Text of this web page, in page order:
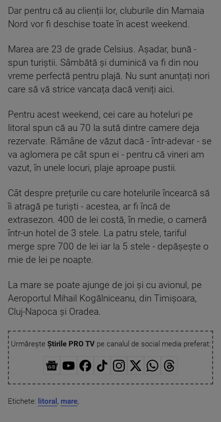
Dar pentru că au clienții lor, cluburile din Mamaia
Nord vor fi deschise toate în acest weekend.
Marea are 23 de grade Celsius. Așadar, bună -
spun turiștii. Sâmbătă și duminică va fi din nou
vreme perfectă pentru plajă. Nu sunt anunțați nori
care să vă strice vancața dacă veniți aici.
Pentru acest weekend, cei care au hoteluri pe
litoral spun că au 70 la sută dintre camere deja
rezervate. Râmâne de văzut dacă - într-adevar - se
va aglomera pe cât spun ei - pentru că vineri am
vazut, în unele locuri, plaje aproape pustii.
Cât despre prețurile cu care hotelurile încearcă să
îi atragă pe turiști - acestea, ar fi încă de
extrasezon. 400 de lei costă, în medie, o cameră
într-un hotel de 3 stele. La patru stele, tariful
merge spre 700 de lei iar la 5 stele - depășește o
mie de lei pe noapte.
La mare se poate ajunge de joi și cu avionul, pe
Aeroportul Mihail Kogălniceanu, din Timișoara,
Cluj-Napoca și Oradea.
Urmărește Știrile PRO TVpe canalul de social media preferat:
Etichete: litoral , mare,